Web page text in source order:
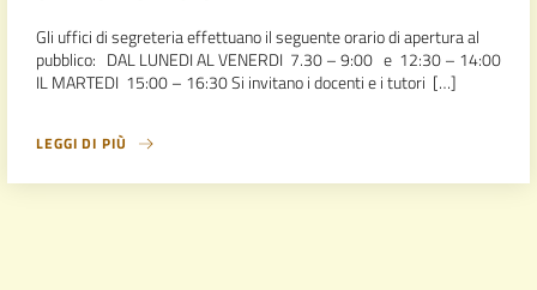
Gli uffici di segreteria effettuano il seguente orario di apertura al
pubblico: DAL LUNEDI AL VENERDI 7.30 – 9:00 e 12:30 – 14:00
IL MARTEDI 15:00 – 16:30 Si invitano i docenti e i tutori […]
LEGGI DI PIÙ